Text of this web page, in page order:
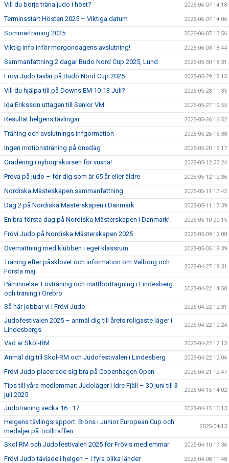
Vill du börja träna judo i höst? 2025-06-07 14:18
Terminsstart Hösten 2025 – Viktiga datum 2025-06-07 14:06
Sommarträning 2025 2025-06-07 13:56
Viktig info inför morgondagens avslutning! 2025-06-03 18:44
Sammanfattning 2 dagar Budo Nord Cup 2025, Lund 2025-05-30 18:31
Frövi Judo tävlar på Budo Nord Cup 2025 2025-05-29 15:15
Vill du hjälpa till på Downs EM 10-13 Juli? 2025-05-28 11:35
Ida Eriksson uttagen till Senior VM 2025-05-27 19:55
Resultat helgens tävlingar 2025-05-26 16:52
Träning och avslutnings infgormation 2025-05-26 15:38
Ingen motionsträning på onsdag 2025-05-20 16:17
Gradering i nybörjrakursen för vuxna! 2025-05-12 23:24
Prova på judo – för dig som är 65 år eller äldre 2025-05-12 12:36
Nordiska Mästeskapen sammanfattning 2025-05-11 17:42
Dag 2 på Nordiska Mästerskapen i Danmark 2025-05-11 17:39
En bra första dag på Nordiska Mästerskapen i Danmark! 2025-05-10 20:15
Frövi Judo på Nordiska Mästerskapen 2025 2025-05-09 12:00
Övernattning med klubben i eget klassrum 2025-05-05 19:39
Träning efter påsklovet och information om Valborg och
Första maj
2025-04-27 18:31
Påminnelse: Lovträning och mattborttagning i Lindesberg –
och träning i Örebro
2025-04-22 14:50
Så här jobbar vi i Frövi Judo 2025-04-22 12:31
Judofestivalen 2025 – anmäl dig till årets roligaste läger i
Lindesbergs
2025-04-22 12:24
Vad är Skol-RM 2025-04-22 12:13
Anmäl dig till Skol-RM och Judofestivalen i Lindesberg 2025-04-22 12:06
Frövi Judo placerade sig bra på Copenhagen Open 2025-04-21 12:47
Tips till våra medlemmar: Judoläger i Idre Fjäll – 30 juni till 3
juli 2025
2025-04-15 14:02
Judoträning vecka 16–17 2025-04-15 10:13
Helgens tävlingsrapport: Brons i Junior European Cup och
medaljer på Trollträffen
2025-04-13
Skol RM och Judofestivalen 2025 för Frövis medlemmar 2025-04-10 17:36
Frövi Judo tävlade i helgen – i fyra olika länder 2025-04-08 11:48